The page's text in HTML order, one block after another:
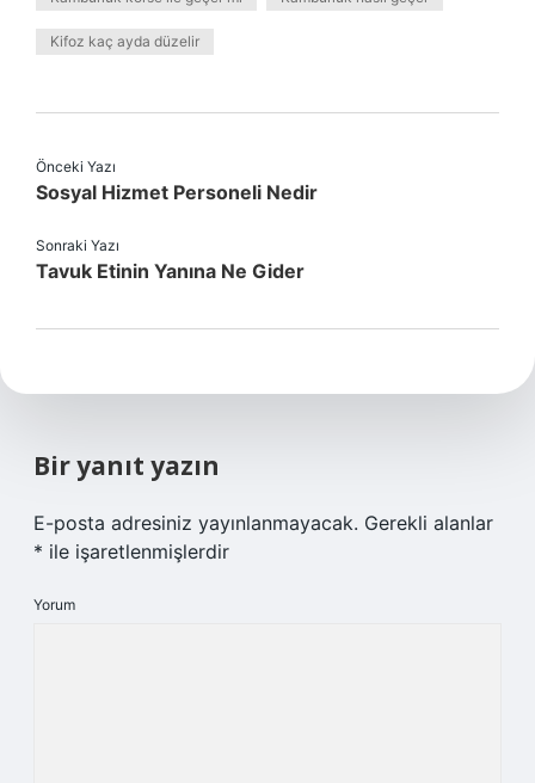
Kifoz kaç ayda düzelir
Önceki Yazı
Sosyal Hizmet Personeli Nedir
Sonraki Yazı
Tavuk Etinin Yanına Ne Gider
Bir yanıt yazın
E-posta adresiniz yayınlanmayacak. Gerekli alanlar
* ile işaretlenmişlerdir
Yorum